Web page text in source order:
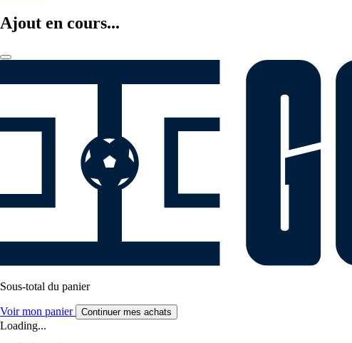
Ajout en cours...
Sous-total du panier
Voir mon panier Continuer mes achats
Loading...